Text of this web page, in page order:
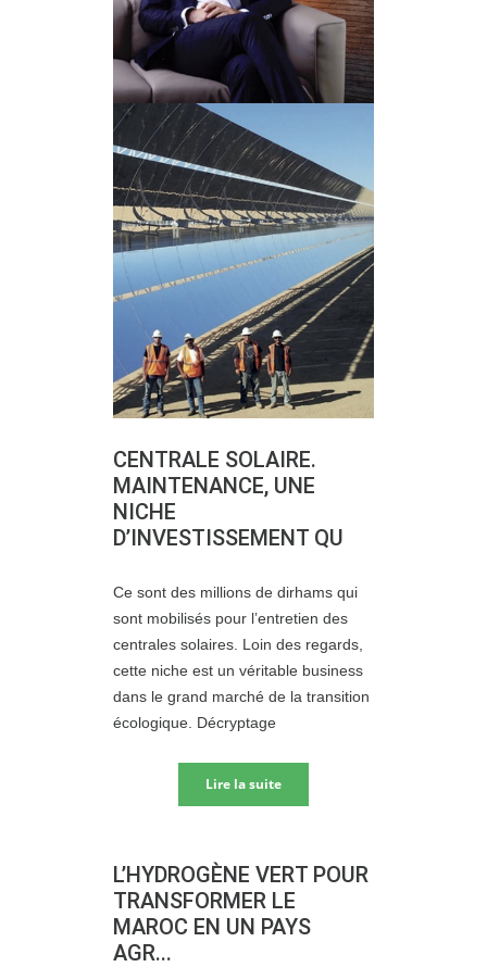
CENTRALE SOLAIRE.
MAINTENANCE, UNE
NICHE
D’INVESTISSEMENT QU
Ce sont des millions de dirhams qui
sont mobilisés pour l’entretien des
centrales solaires. Loin des regards,
cette niche est un véritable business
dans le grand marché de la transition
écologique. Décryptage
Lire la suite
L’HYDROGÈNE VERT POUR
TRANSFORMER LE
MAROC EN UN PAYS
AGR...